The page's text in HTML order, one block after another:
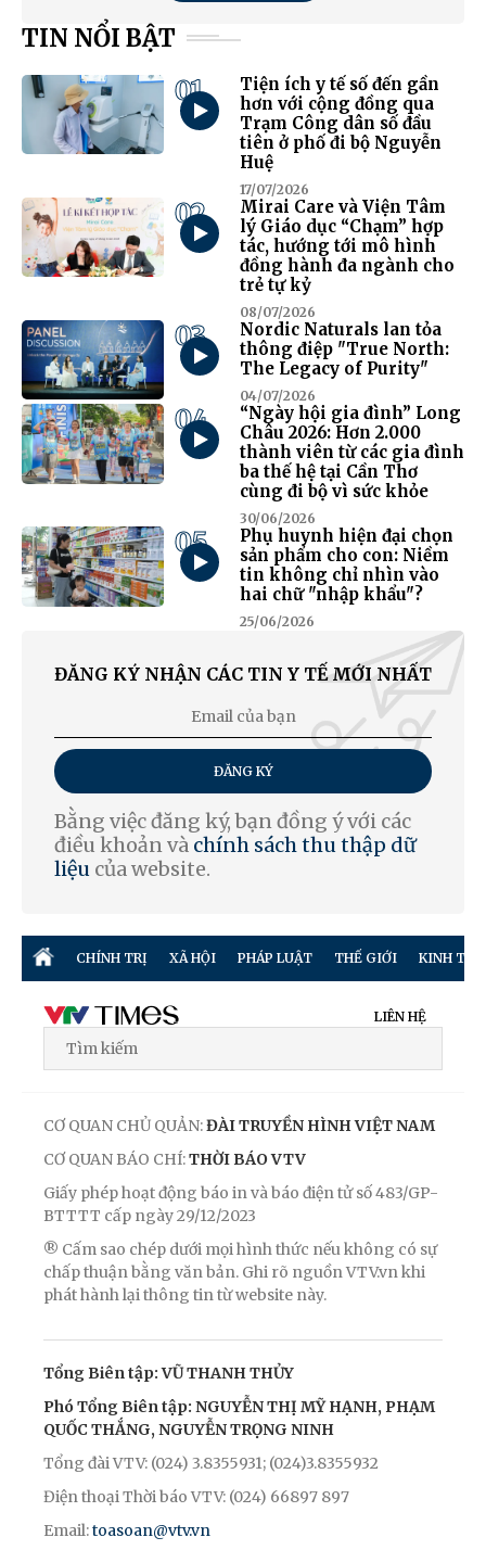
TIN NỔI BẬT
01
Tiện ích y tế số đến gần
hơn với cộng đồng qua
Trạm Công dân số đầu
tiên ở phố đi bộ Nguyễn
Huệ
17/07/2026
02
Mirai Care và Viện Tâm
lý Giáo dục “Chạm” hợp
tác, hướng tới mô hình
đồng hành đa ngành cho
trẻ tự kỷ
08/07/2026
03
Nordic Naturals lan tỏa
thông điệp "True North:
The Legacy of Purity"
04/07/2026
04
“Ngày hội gia đình” Long
Châu 2026: Hơn 2.000
thành viên từ các gia đình
ba thế hệ tại Cần Thơ
cùng đi bộ vì sức khỏe
30/06/2026
05
Phụ huynh hiện đại chọn
sản phẩm cho con: Niềm
tin không chỉ nhìn vào
hai chữ "nhập khẩu"?
25/06/2026
ĐĂNG KÝ NHẬN CÁC TIN Y TẾ MỚI NHẤT
ĐĂNG KÝ
Bằng việc đăng ký, bạn đồng ý với các
điều khoản và chính sách thu thập dữ
liệu của website.
CHÍNH TRỊ XÃ HỘI PHÁP LUẬT THẾ GIỚI KINH TẾ
LIÊN HỆ
CƠ QUAN CHỦ QUẢN:ĐÀI TRUYỀN HÌNH VIỆT NAM
CƠ QUAN BÁO CHÍ:THỜI BÁO VTV
Giấy phép hoạt động báo in và báo điện tử số 483/GP-
BTTTT cấp ngày 29/12/2023
® Cấm sao chép dưới mọi hình thức nếu không có sự
chấp thuận bằng văn bản. Ghi rõ nguồn VTV.vn khi
phát hành lại thông tin từ website này.
Tổng Biên tập: VŨ THANH THỦY
Phó Tổng Biên tập: NGUYỄN THỊ MỸ HẠNH, PHẠM
QUỐC THẮNG, NGUYỄN TRỌNG NINH
Tổng đài VTV: (024) 3.8355931; (024)3.8355932
Điện thoại Thời báo VTV: (024) 66897 897
Email:toasoan@vtv.vn